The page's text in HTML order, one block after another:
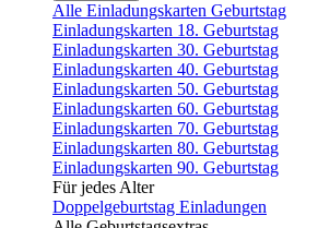
Alle Einladungskarten Geburtstag
Einladungskarten 18. Geburtstag
Einladungskarten 30. Geburtstag
Einladungskarten 40. Geburtstag
Einladungskarten 50. Geburtstag
Einladungskarten 60. Geburtstag
Einladungskarten 70. Geburtstag
Einladungskarten 80. Geburtstag
Einladungskarten 90. Geburtstag
Für jedes Alter
Doppelgeburtstag Einladungen